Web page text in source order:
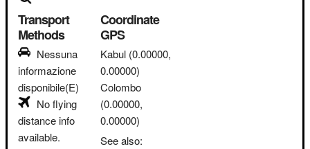
Transport
Methods
Nessuna
informazione
disponibile(E)
No flying
distance info
available.
Coordinate
GPS
Kabul (0.00000,
0.00000)
Colombo
(0.00000,
0.00000)
See also: